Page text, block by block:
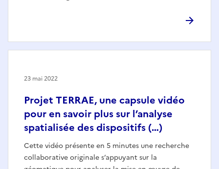
Projet TERRAE, une capsule vidéo
pour en savoir plus sur l’analyse
spatialisée des dispositifs (…)
Cette vidéo présente en 5 minutes une recherche
collaborative originale s’appuyant sur la
23 mai 2022